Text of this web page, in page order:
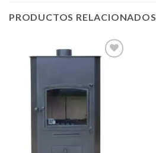
PRODUCTOS RELACIONADOS